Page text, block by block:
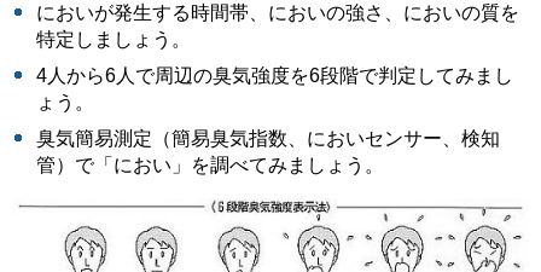
においが発生する時間帯、においの強さ、においの質を
特定しましょう。
4人から6人で周辺の臭気強度を6段階で判定してみまし
ょう。
臭気簡易測定（簡易臭気指数、においセンサー、検知
管）で「におい」を調べてみましょう。